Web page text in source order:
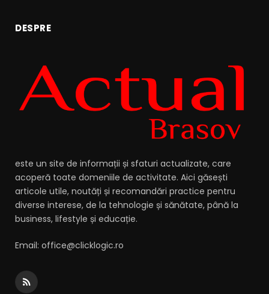
DESPRE
este un site de informații și sfaturi actualizate, care
acoperă toate domeniile de activitate. Aici găsești
articole utile, noutăți și recomandări practice pentru
diverse interese, de la tehnologie și sănătate, până la
business, lifestyle și educație.
Email: office@clicklogic.ro
RSS